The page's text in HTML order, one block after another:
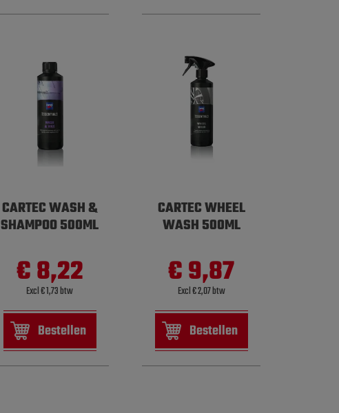
CARTEC WASH &
SHAMPOO 500ML
€ 8,22
Excl € 1,73 btw
Bestellen
CARTEC WHEEL
WASH 500ML
€ 9,87
Excl € 2,07 btw
Bestellen